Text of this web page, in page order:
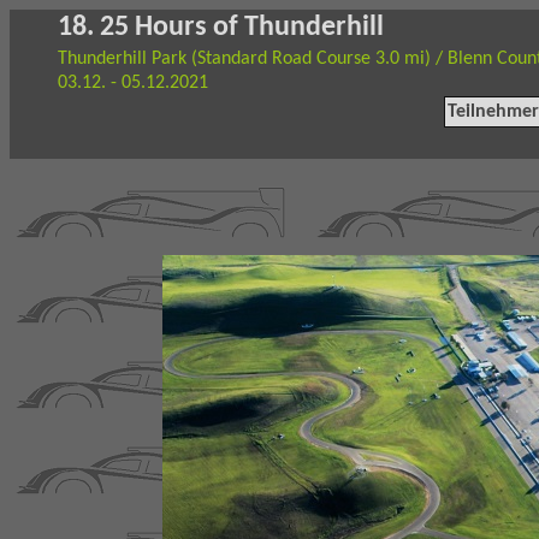
18. 25 Hours of Thunderhill
Thunderhill Park (Standard Road Course 3.0 mi) / Blenn
03.12. - 05.12.2021
Teilnehmer